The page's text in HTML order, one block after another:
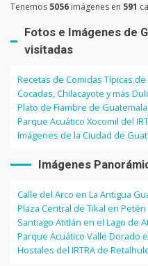
Tenemos 5056 imágenes en 591
Fotos e Imágenes de
visitadas
Recetas de Comidas Típicas
Cocadas, Chilacayote y más
Plato de Fiambre de Guatemala
Parque Acuático Xocomil del
Imágenes de la Ciudad de
Imágenes
Calle del Arco en La Antigua
Plaza Central de Tikal en Petén
Santiago Atitlán en el Lago de
Parque Acuático Valle Dorado
Hostales del IRTRA de